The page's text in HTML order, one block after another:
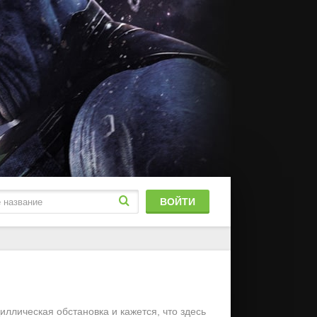
ВОЙТИ
обстановка и кажется, что здесь